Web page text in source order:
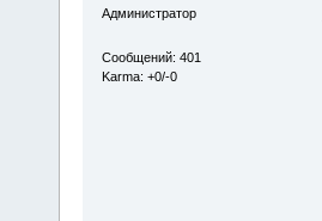
Администратор
Сообщений: 401
Karma: +0/-0